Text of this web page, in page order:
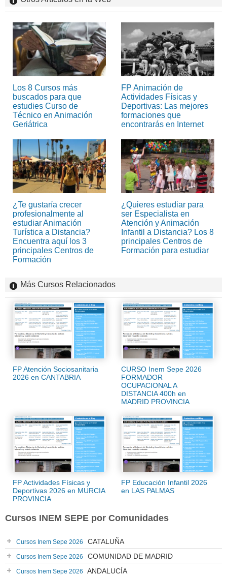
Los 8 Cursos más
buscados para que
estudies Curso de
Técnico en Animación
Geriátrica
FP Animación de
Actividades Físicas y
Deportivas: Las mejores
formaciones que
encontrarás en Internet
¿Te gustaría crecer
profesionalmente al
estudiar Animación
Turística a Distancia?
Encuentra aquí los 3
principales Centros de
Formación
¿Quieres estudiar para
ser Especialista en
Atención y Animación
Infantil a Distancia? Los 8
principales Centros de
Formación para estudiar
Más Cursos Relacionados
FP Atención Sociosanitaria
2026 en CANTABRIA
CURSO Inem Sepe 2026
FORMADOR
OCUPACIONAL A
DISTANCIA 400h en
MADRID PROVINCIA
FP Actividades Físicas y
Deportivas 2026 en MURCIA
PROVINCIA
FP Educación Infantil 2026
en LAS PALMAS
Cursos INEM SEPE por Comunidades
Cursos Inem Sepe 2026 CATALUÑA
Cursos Inem Sepe 2026 COMUNIDAD DE MADRID
Cursos Inem Sepe 2026 ANDALUCÍA